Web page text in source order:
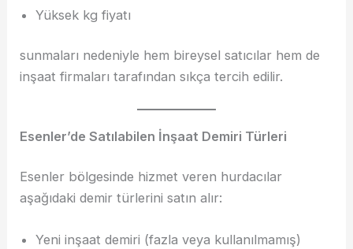
Yüksek kg fiyatı
sunmaları nedeniyle hem bireysel satıcılar hem de
inşaat firmaları tarafından sıkça tercih edilir.
Esenler’de Satılabilen İnşaat Demiri Türleri
Esenler bölgesinde hizmet veren hurdacılar
aşağıdaki demir türlerini satın alır:
Yeni inşaat demiri (fazla veya kullanılmamış)